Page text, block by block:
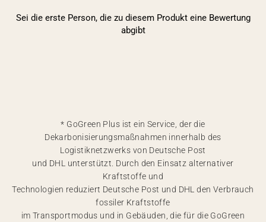
Sei die erste Person, die zu diesem Produkt eine Bewertung
abgibt
* GoGreen Plus ist ein Service, der die
Dekarbonisierungsmaßnahmen innerhalb des
Logistiknetzwerks von Deutsche Post
und DHL unterstützt. Durch den Einsatz alternativer
Kraftstoffe und
Technologien reduziert Deutsche Post und DHL den Verbrauch
fossiler Kraftstoffe
im Transportmodus und in Gebäuden, die für die GoGreen